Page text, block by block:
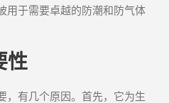
用于需要卓越的防潮和防气体
性
，有几个原因。首先，它为生